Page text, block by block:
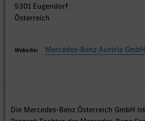
5301 Eugendorf
Österreich
Website: Mercedes-Benz Austria GmbH
Die Mercedes-Benz Österreich GmbH